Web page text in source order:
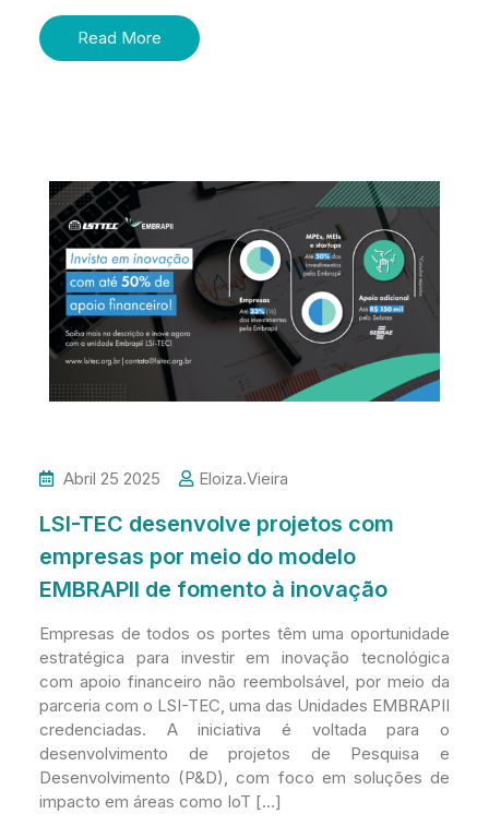
Read More
Abril 25 2025 Eloiza.vieira
LSI-TEC desenvolve projetos com
empresas por meio do modelo
EMBRAPII de fomento à inovação
Empresas de todos os portes têm uma oportunidade
estratégica para investir em inovação tecnológica
com apoio financeiro não reembolsável, por meio da
parceria com o LSI-TEC, uma das Unidades EMBRAPII
credenciadas. A iniciativa é voltada para o
desenvolvimento de projetos de Pesquisa e
Desenvolvimento (P&D), com foco em soluções de
impacto em áreas como IoT […]